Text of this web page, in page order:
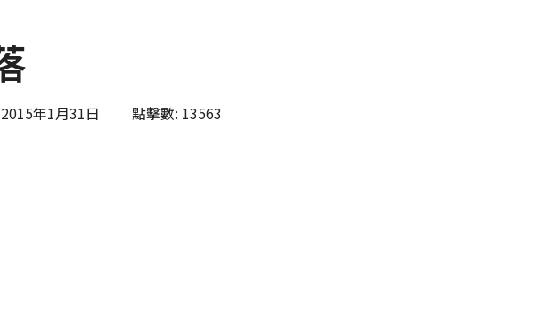
年1月31日 點擊數: 13563